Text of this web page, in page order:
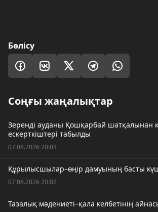
Бөлісу
Соңғы жаңалықтар
Зеренді ауданы Қошқарбай шатқалынан
ескерткіштері табылды
07.08.2026 20:03
Құрылысшылар–өңір дамуының басты
07.08.2026 20:02
Тазалық мәдениеті–қала келбетінің